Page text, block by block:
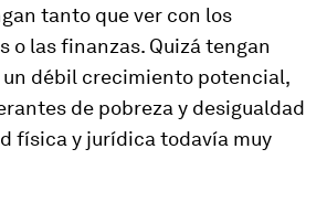
tanto que ver con los
o las finanzas. Quizá tengan
un débil crecimiento potencial,
de pobreza y desigualdad
física y jurídica todavía muy